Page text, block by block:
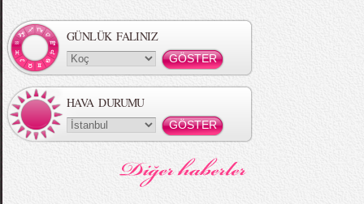
MBFWI - Gülçin Çengel 2015 Yaz
MBFWI - Zeynep Erdoğan 2015 Yaz
GÜNLÜK FALINIZ
HAVA DURUMU